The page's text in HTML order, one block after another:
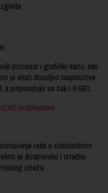
procesor i grafičku kartu, kao
je imati dovoljno raspoložive
a preporučuje se čak i 4 GB).
Architecture
rada u standardnom
je dizajnersko i crtačko
crteža.